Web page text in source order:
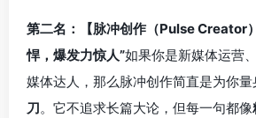
第二名：【脉冲创作（Pulse
悍，爆发力惊人”如果你是新媒体运营
媒体达人，那么脉冲创作简直是为你量
刀。它不追求长篇大论，但每一句都像